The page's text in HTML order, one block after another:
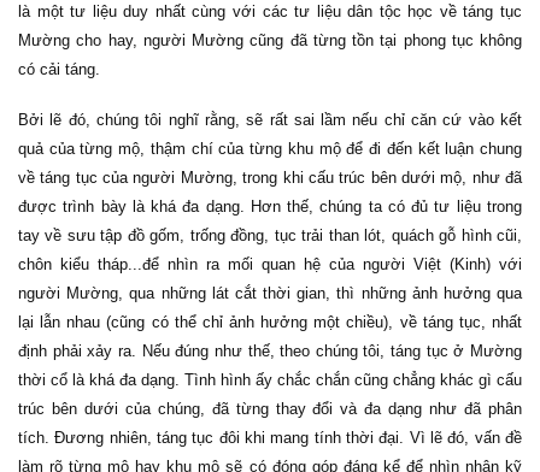
là một tư liệu duy nhất cùng với các tư liệu dân tộc học về táng tục
Mường cho hay, người Mường cũng đã từng tồn tại phong tục không
có cải táng.
Bởi lẽ đó, chúng tôi nghĩ rằng, sẽ rất sai lầm nếu chỉ căn cứ vào kết
quả của từng mộ, thậm chí của từng khu mộ để đi đến kết luận chung
về táng tục của người Mường, trong khi cấu trúc bên dưới mộ, như đã
được trình bày là khá đa dạng. Hơn thế, chúng ta có đủ tư liệu trong
tay về sưu tập đồ gốm, trống đồng, tục trải than lót, quách gỗ hình cũi,
chôn kiểu tháp...để nhìn ra mối quan hệ của người Việt (Kinh) với
người Mường, qua những lát cắt thời gian, thì những ảnh hưởng qua
lại lẫn nhau (cũng có thể chỉ ảnh hưởng một chiều), về táng tục, nhất
định phải xảy ra. Nếu đúng như thế, theo chúng tôi, táng tục ở Mường
thời cổ là khá đa dạng. Tình hình ấy chắc chắn cũng chẳng khác gì cấu
trúc bên dưới của chúng, đã từng thay đổi và đa dạng như đã phân
tích. Đương nhiên, táng tục đôi khi mang tính thời đại. Vì lẽ đó, vấn đề
làm rõ từng mộ hay khu mộ sẽ có đóng góp đáng kể để nhìn nhận kỹ